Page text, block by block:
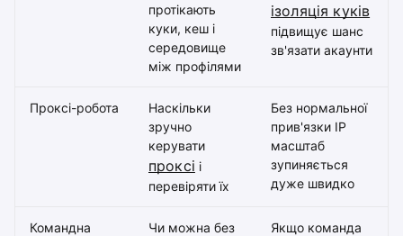
протікають
куки, кеш і
середовище
між профілями
ізоляція куків
підвищує шанс
зв'язати акаунти
Проксі-робота
Наскільки
зручно
керувати
проксі і
перевіряти їх
Без нормальної
прив'язки IP
масштаб
зупиняється
дуже швидко
Командна
Чи можна без
Якщо команда